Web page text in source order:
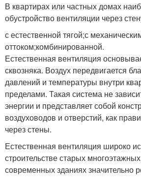
Клапан на вентиляцию
Искусственная
вентиляция
Вентиляция с отводом
В квартирах или частных домах
обустройство вентиляции через
с естественной тягой;с
оттоком;комбинированной.
Естественная вентиляция
сквозняка. Воздух передвигается
давлений и температуры внутри
пределами. Такая система не
энергии и представляет собой
воздуховодов и отверстий, как
через стены.
Естественная вентиляция широко
строительстве старых
современных зданиях значительно